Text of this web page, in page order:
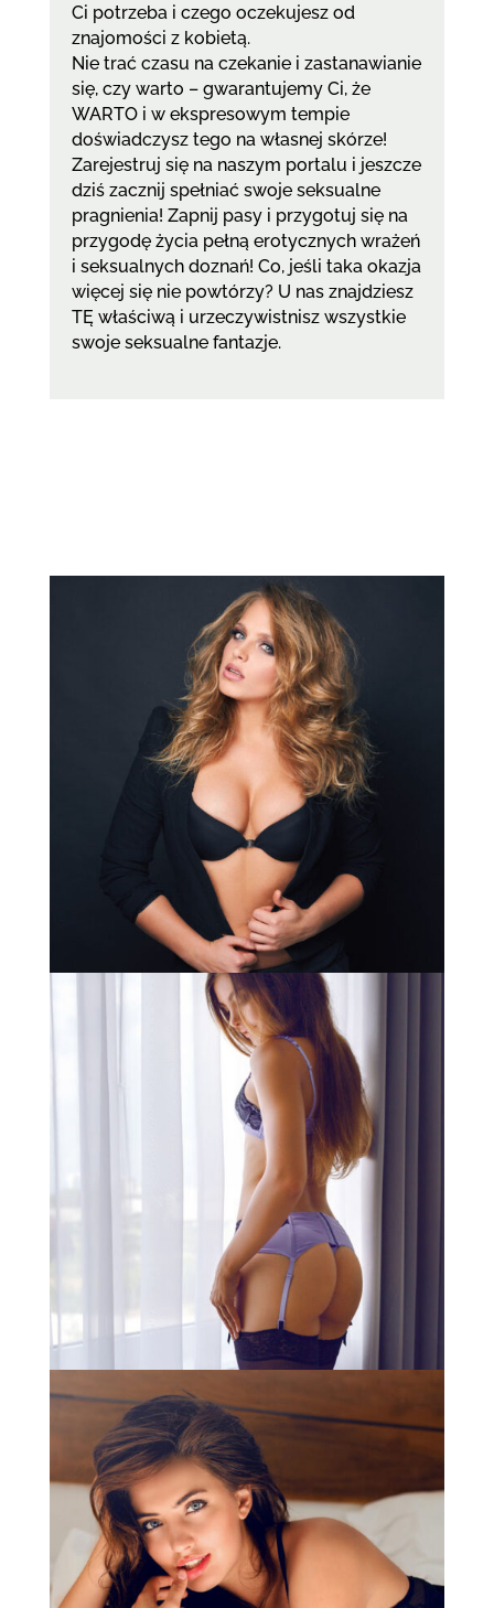
Ci potrzeba i czego oczekujesz od
znajomości z kobietą.
Nie trać czasu na czekanie i zastanawianie
się, czy warto – gwarantujemy Ci, że
WARTO i w ekspresowym tempie
doświadczysz tego na własnej skórze!
Zarejestruj się na naszym portalu i jeszcze
dziś zacznij spełniać swoje seksualne
pragnienia! Zapnij pasy i przygotuj się na
przygodę życia pełną erotycznych wrażeń
i seksualnych doznań! Co, jeśli taka okazja
więcej się nie powtórzy? U nas znajdziesz
TĘ właściwą i urzeczywistnisz wszystkie
swoje seksualne fantazje.